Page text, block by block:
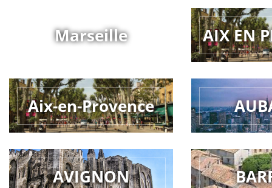
Marseille AIX EN
Aix-en-Provence
AVIGNON